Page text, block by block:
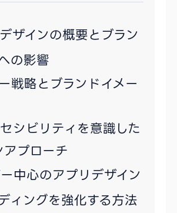
ザインの概要とブラン
の影響
戦略とブランドイメー
シビリティを意識した
プローチ
中心のアプリデザイン
ィングを強化する方法